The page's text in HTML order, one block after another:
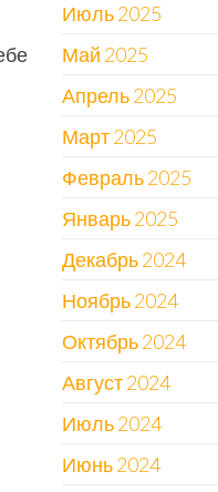
Июль 2025
Май 2025
Апрель 2025
Март 2025
Февраль 2025
Январь 2025
Декабрь 2024
Ноябрь 2024
Октябрь 2024
Август 2024
Июль 2024
Июнь 2024